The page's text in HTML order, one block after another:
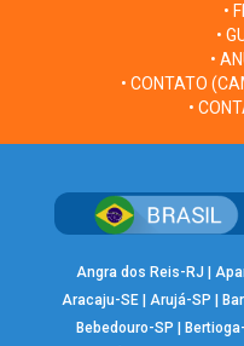
•
•
•
• CONTATO
•
Angra dos Reis-RJ
Aracaju-SE |Arujá-SP
Bebedouro-SP